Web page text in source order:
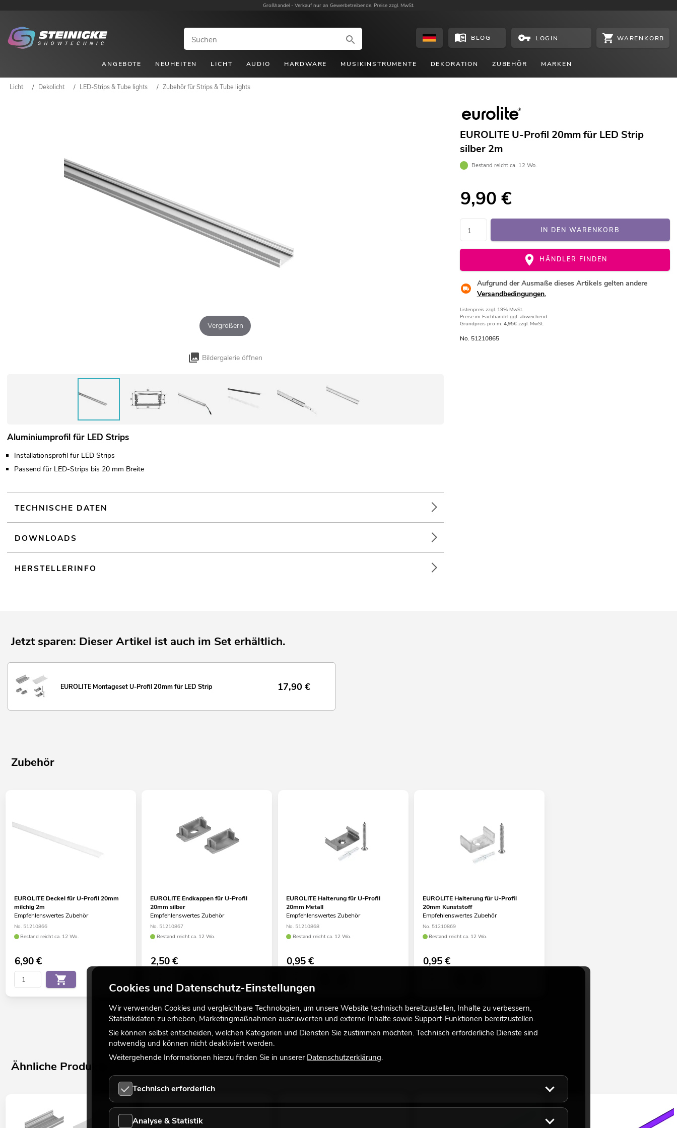
Großhandel - Verkauf nur an Gewerbetreibende. Preise zzgl. MwSt.
BLOG LOGIN WARENKORB
ANGEBOTE NEUHEITEN LICHT AUDIO HARDWARE MUSIKINSTRUMENTE DEKORATION ZUBEHÖR MARKEN
Licht / Dekolicht / LED-Strips & Tube lights / Zubehör für Strips & Tube lights
Vergrößern
Bildergalerie öffnen
EUROLITE U-Profil 20mm für LED Strip
silber 2m
Bestand reicht ca. 12 Wo.
9,90 €
IN DEN WARENKORB
HÄNDLER FINDEN
Aufgrund der Ausmaße dieses Artikels gelten andere
Versandbedingungen.
Listenpreis zzgl. 19% MwSt.
Preise im Fachhandel ggf. abweichend.
Grundpreis pro m: 4,95€zzgl. MwSt.
No. 51210865
Aluminiumprofil für LED Strips
Installationsprofil für LED Strips
Passend für LED-Strips bis 20 mm Breite
TECHNISCHE DATEN
DOWNLOADS
HERSTELLERINFO
Jetzt sparen: Dieser Artikel ist auch im Set erhältlich.
EUROLITE Montageset U-Profil 20mm für LED Strip 17,90 €
Zubehör
EUROLITE Deckel für U-Profil 20mm
milchig 2m
Empfehlenswertes Zubehör
No. 51210866
Bestand reicht ca. 12 Wo.
6,90€
EUROLITE Endkappen für U-Profil
20mm silber
Empfehlenswertes Zubehör
No. 51210867
Bestand reicht ca. 12 Wo.
2,50€
EUROLITE Halterung für U-Profil
20mm Metall
Empfehlenswertes Zubehör
No. 51210868
Bestand reicht ca. 12 Wo.
0,95€
EUROLITE Halterung für U-Profil
20mm Kunststoff
Empfehlenswertes Zubehör
No. 51210869
Bestand reicht ca. 12 Wo.
0,95€
Ähnliche Produkte
Cookies und Datenschutz-Einstellungen
Wir verwenden Cookies und vergleichbare Technologien, um unsere Website technisch bereitzustellen, Inhalte zu verbessern,
Statistikdaten zu erheben, Marketingmaßnahmen auszuwerten und externe Inhalte sowie Support-Funktionen bereitzustellen.
Sie können selbst entscheiden, welchen Kategorien und Diensten Sie zustimmen möchten. Technisch erforderliche Dienste sind
notwendig und können nicht deaktiviert werden.
Weitergehende Informationen hierzu finden Sie in unserer Datenschutzerklärung.
Technisch erforderlich
Analyse & Statistik